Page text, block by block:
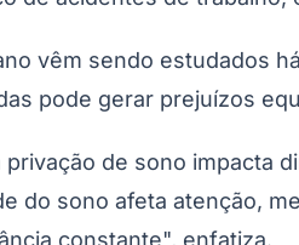
vêm sendo estudados
pode gerar prejuízos
de sono
do sono afeta atenção,
constante", enfatiza.